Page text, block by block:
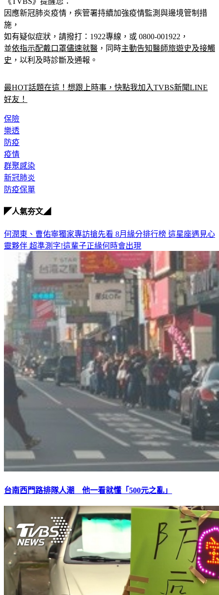
因應新冠肺炎疫情，疾管署持續加強疫情監測與邊境管制措
施，
如有疑似症狀，請撥打：1922專線，或 0800-001922，
並依指示配戴口罩儘速就醫 ，同時主動告知醫師旅遊史及接觸
史 ，以利及時診斷及通報。
最HOT話題在這！想跟上時事，快點我加入TVBS新聞LINE
好友！
保險
樂透
防疫
疫情
群聚感染
新冠肺炎
防疫保單
◤人氣夯文◢
何潤東、曹佑寧獨家專訪搶先看 8月緣分排行榜 這星座遇見心
靈夥伴 超準測字!這輩子正緣何時會出現
台南西門路排隊人潮 他一看就懂「500元之亂」